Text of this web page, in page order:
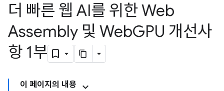
더 빠른 웹 AI를 위한 Web
Assembly 및 WebGPU 개선사
항 1부
이 페이지의 내용